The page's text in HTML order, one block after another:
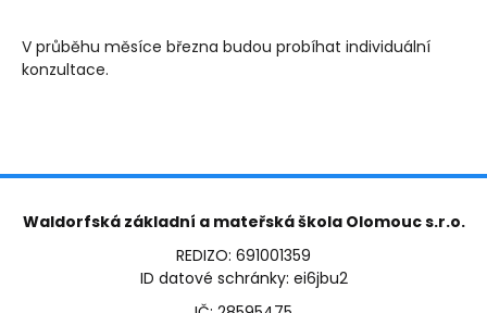
V průběhu měsíce března budou probíhat individuální
konzultace.
Waldorfská základní a mateřská škola Olomouc s.r.o.
REDIZO: 691001359
ID datové schránky: ei6jbu2